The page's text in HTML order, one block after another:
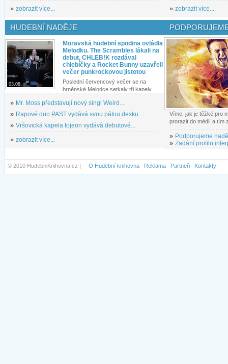
» zobrazit více... » zobrazit více...
HUDEBNÍ NADĚJE
03.08.
Moravská hudební spodina ovládla
Melodku. The Scrambles lákali na
debut, CHLEB!K rozdával
chlebíčky a Rocket Bunny uzavřeli
večer punkrockovou jistotou
Poslední červencový večer se na
brněnské Melodce setkaly tři kapely...
» Mr. Moss představují nový singl Weird...
» Rapové duo PAST vydává svou pátou desku...
» Vršovická kapela tojeon vydává debutové...
» zobrazit více...
Víme, jak je těžké pro
prorazit do médií a tím
» Podporujeme
» Zadání profilu
© 2010 HudebniKnihovna.cz | O Hudební knihovna Reklama Partneři Kontakty